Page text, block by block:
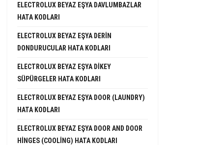
ELECTROLUX BEYAZ EŞYA DAVLUMBAZLAR
HATA KODLARI
ELECTROLUX BEYAZ EŞYA DERIN
DONDURUCULAR HATA KODLARI
ELECTROLUX BEYAZ EŞYA DIKEY
SÜPÜRGELER HATA KODLARI
ELECTROLUX BEYAZ EŞYA DOOR (LAUNDRY)
HATA KODLARI
ELECTROLUX BEYAZ EŞYA DOOR AND DOOR
HINGES (COOLING) HATA KODLARI